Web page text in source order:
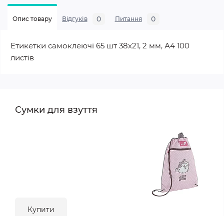
Опис товару Відгуків 0 Питання 0
Етикетки самоклеючі 65 шт 38х21, 2 мм, А4 100
листів
Сумки для взуття
Купити